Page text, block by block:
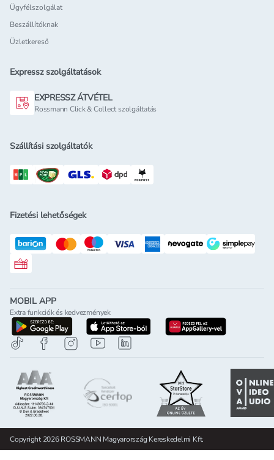
Ügyfélszolgálat
Beszállítóknak
Üzletkereső
Expressz szolgáltatások
EXPRESSZ ÁTVÉTEL
Rossmann Click & Collect szolgáltatás
Szállítási szolgáltatók
Fizetési lehetőségek
Rossmann ajándékkártya
MOBIL APP
Extra funkciók és kedvezmények
letöltés a google-play-rölletöltés az app-store-ból
letöltés
Copyright 2026 ROSSMANN Magyarország Kereskedelmi Kft.